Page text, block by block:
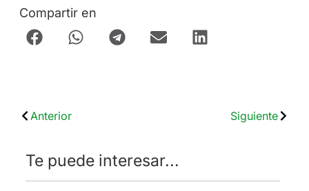
Compartir en
Anterior Siguiente
Te puede interesar...